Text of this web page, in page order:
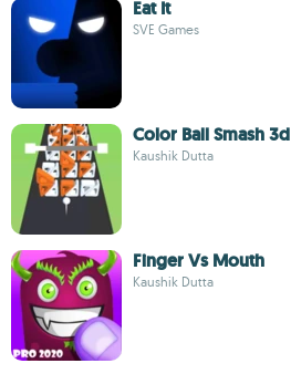
Eat It
SVE Games
Color Ball Smash 3d
Kaushik Dutta
Finger Vs Mouth
Kaushik Dutta